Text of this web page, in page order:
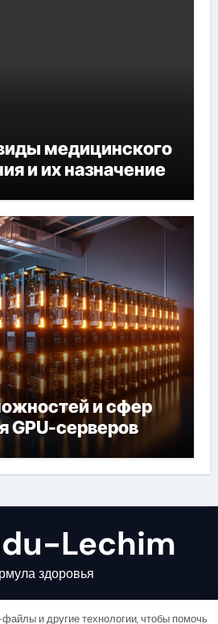
медицинского
и их назначение
и сфер
GPU-серверов
Lechim
здоровья
и другие технологии, чтобы помочь